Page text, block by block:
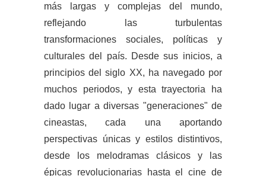
más largas y complejas del mundo,
reflejando las turbulentas
transformaciones sociales, políticas y
culturales del país. Desde sus inicios, a
principios del siglo XX, ha navegado por
muchos periodos, y esta trayectoria ha
dado lugar a diversas "generaciones" de
cineastas, cada una aportando
perspectivas únicas y estilos distintivos,
desde los melodramas clásicos y las
épicas revolucionarias hasta el cine de